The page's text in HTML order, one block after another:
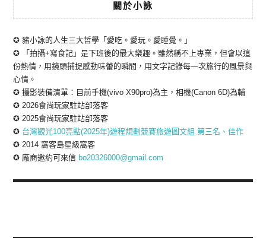
關於小詠
✪ 豬小詠的人生三大哲學「愛吃。愛玩。愛睡覺。」
✪ 「拍攝+寫食記」是下班後的最大樂趣。雖然稱不上專業，但會以這
份熱情，用鏡頭捕捉感動味蕾的瞬間，用文字記錄每一次旅行的風景與
心情。
✪ 攝影裝備清單：目前手機(vivo X90pro)為主，相機(Canon 6D)為輔
✪ 2026食尚玩家駐站部落客
✪ 2025食尚玩家駐站部落客
✪ 台灣觀光100亮點(2025年)遊程規劃競賽旅遊圖文組 第三名、佳作
✪ 2014 窩客島星級窩客
✪ 廠商邀約可來信 bo20326000@gmail.com